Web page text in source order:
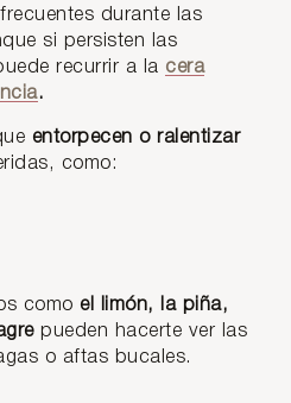
durante las
si persisten las
recurrir a la cera
.
entorpecen o ralentizar
como:
como el limón, la piña,
pueden hacerte ver las
o aftas bucales.